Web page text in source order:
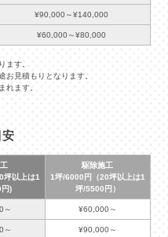
¥90,000～¥140,000
¥60,000～¥80,000
ます。
お見積もりとなります。
れます。
安
坪以上は1
)
駆除施工
1坪/6000円（20坪以上は1
坪/5500円）
～ ¥60,000～
～ ¥90,000～